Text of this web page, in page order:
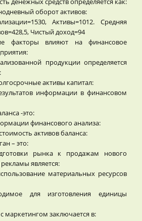
оборот активов:
Активы=1012. Средняя
Чистый доход=94
факторы влияют на финансовое
продукции определяется
активы капитал:
информации в финансовом
-это:
финансового анализа:
активов баланса:
– это:
рынка к продажам нового
является:
материальных ресурсов
для изготовления единицы
маркетингом заключается в: